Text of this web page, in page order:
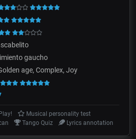
gaucho
age, Complex, Joy
Musical personality test
Tango Quiz Lyrics annotation